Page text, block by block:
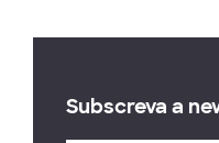
Subscreva a